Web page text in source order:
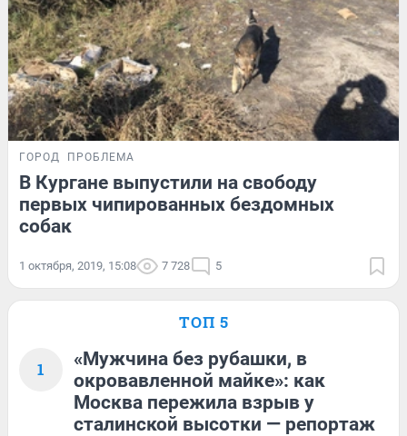
ГОРОД ПРОБЛЕМА
В Кургане выпустили на свободу
первых чипированных бездомных
собак
1 октября, 2019, 15:08 7 728 5
ТОП 5
1
«Мужчина без рубашки, в
окровавленной майке»: как
Москва пережила взрыв у
сталинской высотки — репортаж